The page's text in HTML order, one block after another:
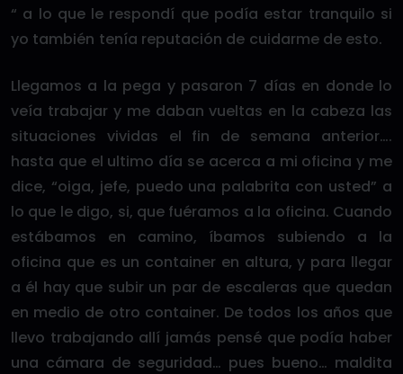
“ a lo que le respondí que podía estar tranquilo si
yo también tenía reputación de cuidarme de esto.
Llegamos a la pega y pasaron 7 días en donde lo
veía trabajar y me daban vueltas en la cabeza las
situaciones vividas el fin de semana anterior….
hasta que el ultimo día se acerca a mi oficina y me
dice, “oiga, jefe, puedo una palabrita con usted” a
lo que le digo, si, que fuéramos a la oficina. Cuando
estábamos en camino, íbamos subiendo a la
oficina que es un container en altura, y para llegar
a él hay que subir un par de escaleras que quedan
en medio de otro container. De todos los años que
llevo trabajando allí jamás pensé que podía haber
una cámara de seguridad… pues bueno… maldita